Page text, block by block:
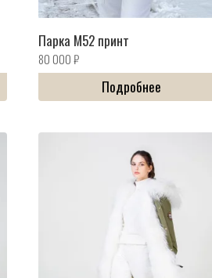
Парка M52 принт
80 000₽
Подробнее